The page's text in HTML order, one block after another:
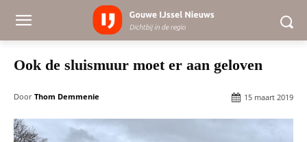
Ook de sluismuur moet er aan geloven
Door Thom Demmenie 15 maart 2019